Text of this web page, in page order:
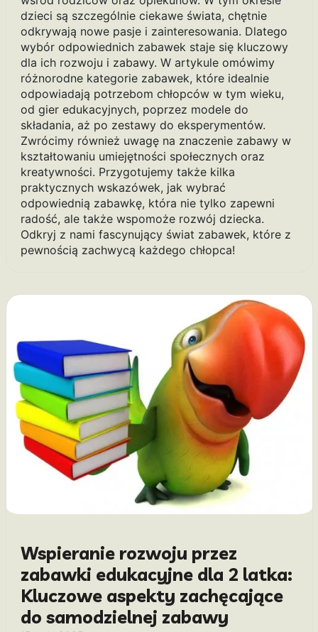
dzieci są szczególnie ciekawe świata, chętnie
odkrywają nowe pasje i zainteresowania. Dlatego
wybór odpowiednich zabawek staje się kluczowy
dla ich rozwoju i zabawy. W artykule omówimy
różnorodne kategorie zabawek, które idealnie
odpowiadają potrzebom chłopców w tym wieku,
od gier edukacyjnych, poprzez modele do
składania, aż po zestawy do eksperymentów.
Zwrócimy również uwagę na znaczenie zabawy w
kształtowaniu umiejętności społecznych oraz
kreatywności. Przygotujemy także kilka
praktycznych wskazówek, jak wybrać
odpowiednią zabawkę, która nie tylko zapewni
radość, ale także wspomoże rozwój dziecka.
Odkryj z nami fascynujący świat zabawek, które z
pewnością zachwycą każdego chłopca!
Wspieranie rozwoju przez
zabawki edukacyjne dla 2 latka:
Kluczowe aspekty zachęcające
do samodzielnej zabawy